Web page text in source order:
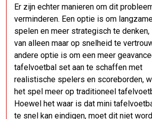
Er zijn echter manieren om dit
verminderen. Een optie is om
spelen en meer strategisch te denken,
van alleen maar op snelheid te
andere optie is om een ​​meer
tafelvoetbal set aan te schaffen met
realistische spelers en scoreborden,
het spel meer op traditioneel
Hoewel het waar is dat mini
te snel kan eindigen, moet dit niet